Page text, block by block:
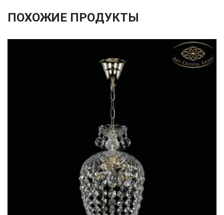
ПОХОЖИЕ ПРОДУКТЫ